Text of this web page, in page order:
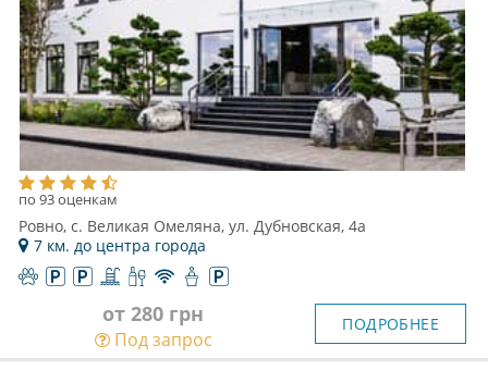
по 93 оценкам
Ровно, с. Великая Омеляна, ул. Дубновская, 4а
7 км. до центра города
от 280 грн
Под запрос
ПОДРОБНЕЕ